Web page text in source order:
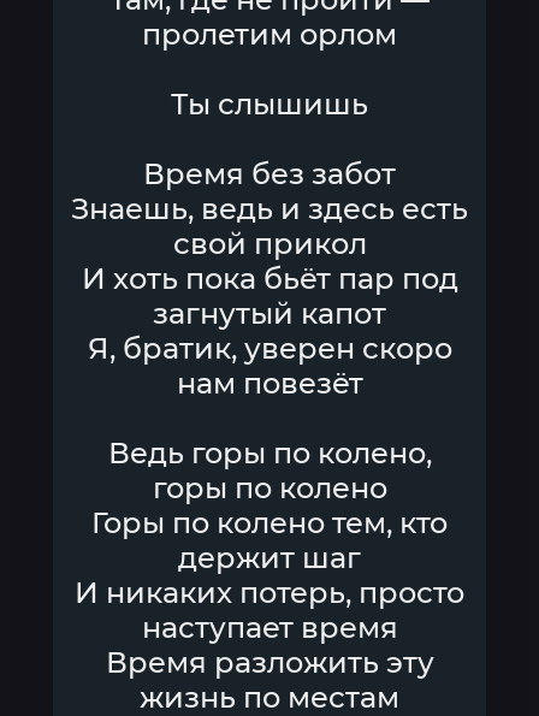
пролетим орлом
Ты слышишь
Время без забот
Знаешь, ведь и здесь есть
свой прикол
И хоть пока бьёт пар под
загнутый капот
Я, братик, уверен скоро
нам повезёт
Ведь горы по колено,
горы по колено
Горы по колено тем, кто
держит шаг
И никаких потерь, просто
наступает время
Время разложить эту
жизнь по местам